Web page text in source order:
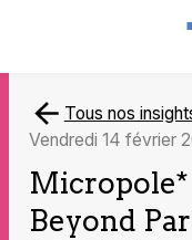
Tous nos
vendredi 14 février
Beyond